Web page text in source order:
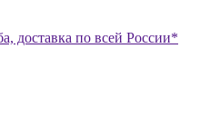
доставка по всей России*